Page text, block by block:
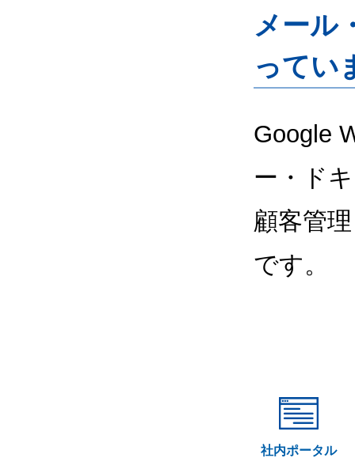
メール
ってい
Google
ー・ド
顧客管
です。
社内ポータル